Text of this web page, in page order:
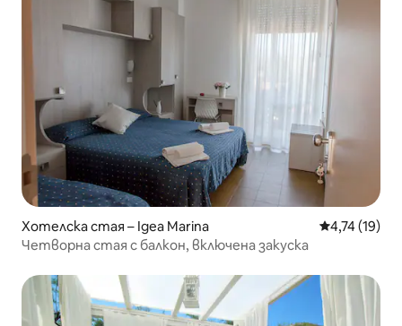
Хотелска стая – Igea Marina Средна
4,74 (19)
Четворна стая с балкон, включена закуска